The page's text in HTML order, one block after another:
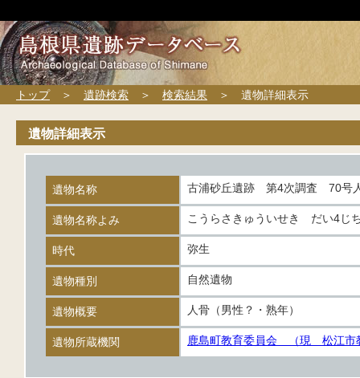
トップ＞ 遺跡検索 ＞ 検索結果 ＞ 遺物詳細表示
遺物詳細表示
遺物名称 古浦砂丘遺跡 第4次調査 70号
遺物名称よみ こうらさきゅういせき だい4じ
時代 弥生
遺物種別 自然遺物
遺物概要 人骨（男性？・熟年）
遺物所蔵機関 鹿島町教育委員会 （現 松江市